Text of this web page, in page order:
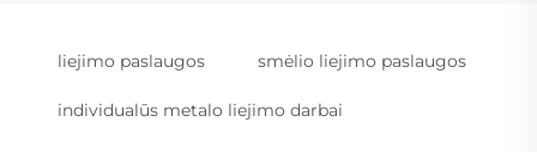
liejimo paslaugos smėlio liejimo paslaugos
individualūs metalo liejimo darbai